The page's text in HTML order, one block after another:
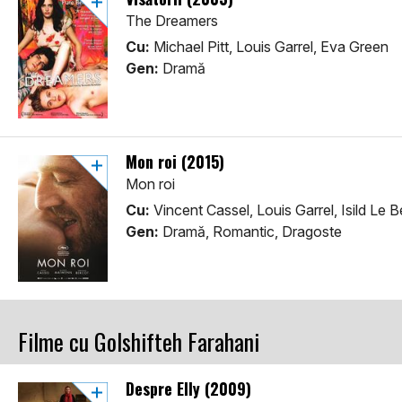
The Dreamers
Cu: Michael Pitt, Louis Garrel, Eva Green
Gen: Dramă
Mon roi (2015)
Mon roi
Cu: Vincent Cassel, Louis Garrel, Isild Le
Gen: Dramă, Romantic, Dragoste
Filme cu Golshifteh Farahani
Despre Elly (2009)